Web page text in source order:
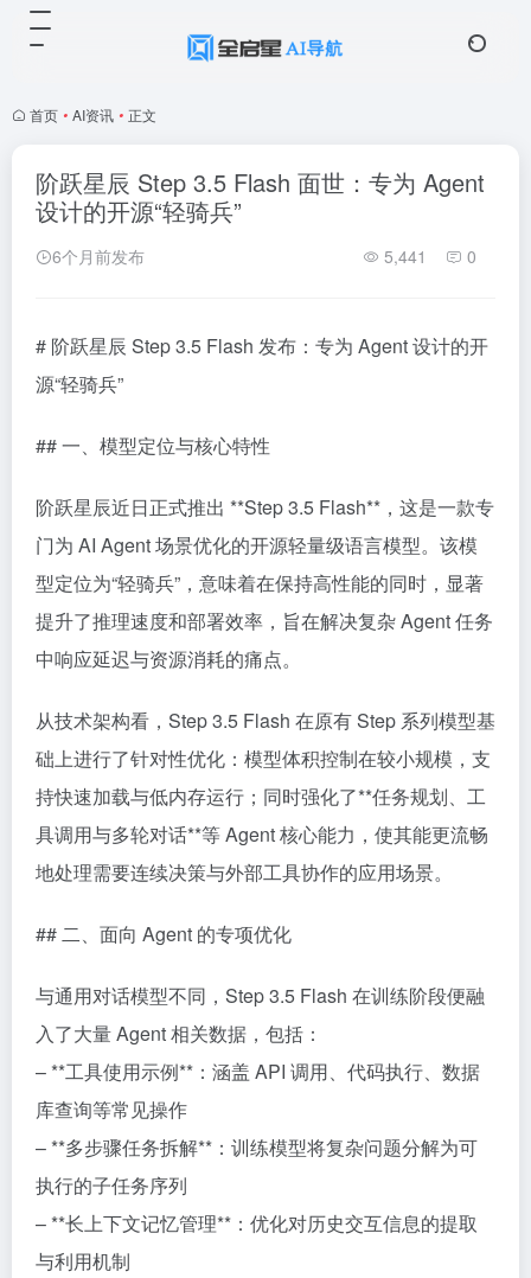
首页 • AI资讯 • 正文
阶跃星辰 Step 3.5 Flash 面世：专为 Agent
设计的开源“轻骑兵”
6个月前发布 5,441 0
# 阶跃星辰 Step 3.5 Flash 发布：专为 Agent 设计的开
源“轻骑兵”
## 一、模型定位与核心特性
阶跃星辰近日正式推出 **Step 3.5 Flash**，这是一款专
门为 AI Agent 场景优化的开源轻量级语言模型。该模
型定位为“轻骑兵”，意味着在保持高性能的同时，显著
提升了推理速度和部署效率，旨在解决复杂 Agent 任务
中响应延迟与资源消耗的痛点。
从技术架构看，Step 3.5 Flash 在原有 Step 系列模型基
础上进行了针对性优化：模型体积控制在较小规模，支
持快速加载与低内存运行；同时强化了**任务规划、工
具调用与多轮对话**等 Agent 核心能力，使其能更流畅
地处理需要连续决策与外部工具协作的应用场景。
## 二、面向 Agent 的专项优化
与通用对话模型不同，Step 3.5 Flash 在训练阶段便融
入了大量 Agent 相关数据，包括：
– **工具使用示例**：涵盖 API 调用、代码执行、数据
库查询等常见操作
– **多步骤任务拆解**：训练模型将复杂问题分解为可
执行的子任务序列
– **长上下文记忆管理**：优化对历史交互信息的提取
与利用机制